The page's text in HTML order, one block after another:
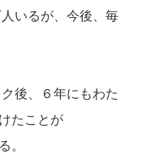
いるが、今後、毎
後、６年にもわた
たことが
。